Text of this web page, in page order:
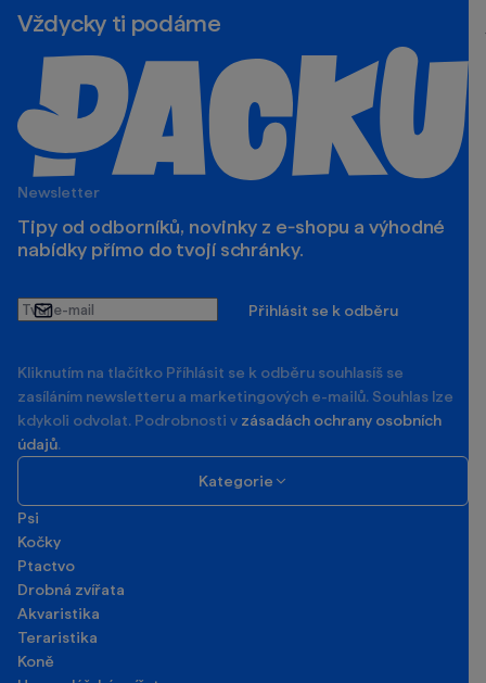
Vždycky ti podáme
Newsletter
Tipy od odborníků, novinky z e‑shopu a výhodné
nabídky přímo do tvojí schránky.
Tvůj
e-
Přihlásit se k odběru
Kliknutím na tlačítko Příhlásit se k odběru souhlasíš se
zasíláním newsletteru a marketingových e-mailů. Souhlas lze
kdykoli odvolat. Podrobnosti v zásadách ochrany osobních
údajů.
Kategorie
Psi
Kočky
Ptactvo
Drobná zvířata
Akvaristika
Teraristika
Koně